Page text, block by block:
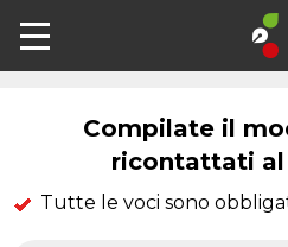
Compilate il
ricontattati
Tutte le voci sono